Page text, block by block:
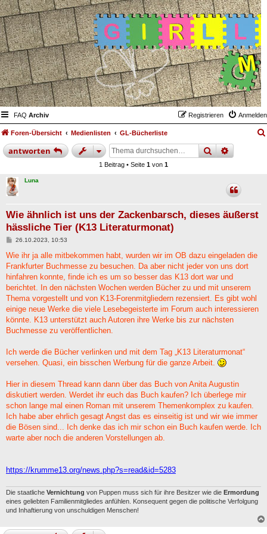
FAQ Archiv Anmelden
Registrieren
Foren-Übersicht Medienlisten GL-Bücherliste
antworten suche
1 Beitrag • Seite 1 von 1
Luna
Wie ähnlich ist uns der Zackenbarsch, dieses äußerst
hässliche Tier (K13 Literaturmonat)
B
i
r
a
26.10.2023, 10:53
Wie ihr ja alle mitbekommen habt, wurden wir im OB dazu eingeladen die
Frankfurter Buchmesse zu besuchen. Da aber nicht jeder von uns dort
hinfahren konnte, finde ich es um so besser das K13 dort war und
berichtet. In den nächsten Wochen werden Bücher zu und mit unserem
Thema vorgestellt und von K13-Forenmitgliedern rezensiert. Es gibt wohl
einige neue Werke die viele Lesebegeisterte im Forum auch interessieren
könnte. K13 unterstützt auch Autoren ihre Werke bis zur nächsten
Buchmesse zu veröffentlichen.
Ich werde die Bücher verlinken und mit dem Tag „K13 Literaturmonat“
versehen. Quasi, ein bisschen Werbung für die ganze Arbeit.
Hier in diesem Thread kann dann über das Buch von Anita Augustin
diskutiert werden. Werdet ihr euch das Buch kaufen? Ich überlege mir
schon lange mal einen Roman mit unserem Themenkomplex zu kaufen.
Ich habe aber ehrlich gesagt Angst das es einseitig ist und wir wie immer
die Bösen sind... Ich denke das ich mir schon ein Buch kaufen werde. Ich
warte aber noch die anderen Vorstellungen ab.
https://krumme13.org/news.php?s=read&id=5283
Die staatliche Vernichtung von Puppen muss sich für ihre Besitzer wie die Ermordung
eines geliebten Familienmitgliedes anfühlen. Konsequent gegen die politische Verfolgung
und Inhaftierung von unschuldigen Menschen!